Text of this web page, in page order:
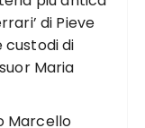
di Pieve
custodi di
Maria
Marcello